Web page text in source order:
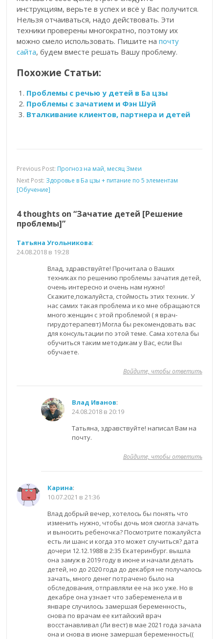
инструкциям, верьте в успех и всё у Вас получится.
Нельзя отчаиваться, надо действовать. Эти
техники проверены многократно, поэтому их
можно смело использовать. Пишите напочту
сайта, будем вместе решать Вашу проблему.
Похожие Статьи:
Проблемы с речью у детей в Ба цзы
Проблемы с зачатием и Фэн Шуй
Вталкивание клиентов, партнера и детей
Previous Post: Прогноз на май, месяц Змеи
Next Post: Здоровье в Ба цзы + питание по 5 элементам
[Обучение]
4 thoughts on “Зачатие детей [Решение
проблемы]”
Татьяна Угольникова:
24.08.2018 в 19:28
Влад, здравствуйте! Прочитала о Ваших
техниках по решению проблемы зачатия детей,
очень интересно и очень нам нужно!
Скажите,пожалуйста, стоймость этих техник. У
нас самих такая проблема и ко мне обращаются
много женщин с этой проблемой ( я врач-
гирудотерапевт) Могла бы рекомендовать вас
для консультации по этой теме. Сама хотела бы
обучиться таким методикам у Вас, если Вы
обучаете.
Войдите, чтобы ответить
Влад Иванов:
24.08.2018 в 20:19
Татьяна, здравствуйте! написал Вам на
почту.
Войдите, чтобы ответить
Карина:
10.07.2021 в 21:36
Влад добрый вечер, хотелось бы понять что
изменить нужно, чтобы дочь моя смогла зачать
и выносить ребеночка? Посмотрите пожалуйста
есть ли шанс и когда это может случиться? дата
дочери 12.12.1988 в 2:35 Екатеринбург. вышла
она замуж в 2019 году в июне и начали делать
детей, но до 2020 года до декабря не получалось
зачать, много денег потрачено было на
обследования, отправляли ее на эко уже. Но в
декабре она узнает что забеременела и в
январе случилось замершая беременность,
снова по врачам ее китайский врач
восстанавливал (Ли вест) в мае 2021 года зачала
она и снова в июне замершая беременность((